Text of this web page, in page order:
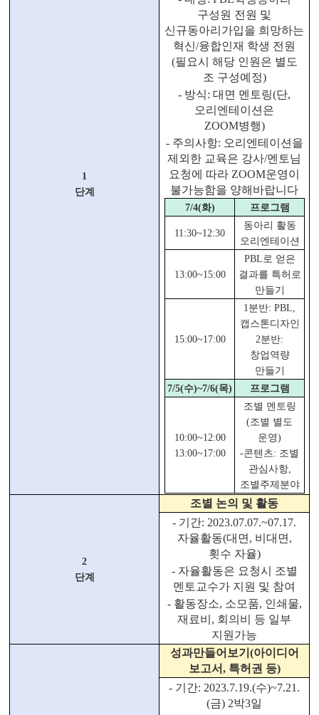
1
단계
구성원 전원 및
신규동아리가입을 희망하는
혁신/융합인재 학생 전원
(필요시 해당 인원은 별도
조 구성예정)
- 방식:대면 멘토링(단,
오리엔테이션은
ZOOM병행)
- 주의사항: 오리엔테이션을
제외한 교육은 강사/멘토님
요청에 따라 ZOOM운영이
불가능함을 양해바랍니다
7/4(화) 프로그램
11:30~12:30
동아리 활동
오리엔테이션
13:00~15:00
PBL로 얻은
결과를 특허로
만들기
15:00~17:00
1분반: PBL,
캡스톤디자인
2분반:
창업역량
만들기
7/5(수)~7/6(목) 프로그램
10:00~12:00
13:00~17:00
조별 멘토링
(조별 별도
운영)
-콘텐츠: 조별
관심사항,
조별주제분야
2
단계
조별 논의 및 활동
- 기간: 2023.07.07.~07.17.
자율활동(대면 , 비대면 ,
횟수 자율)
- 자율활동은 요청시 조별
멘토교수가 지원 및 참여
- 활동장소, 소모품, 인쇄물,
재료비 , 회의비 등 일부
지원가능
성과만들어보기 (아이디어
보고서, 특허권 등)
- 기간: 2023.7.19.(수)~7.21.
(금) 2박3일